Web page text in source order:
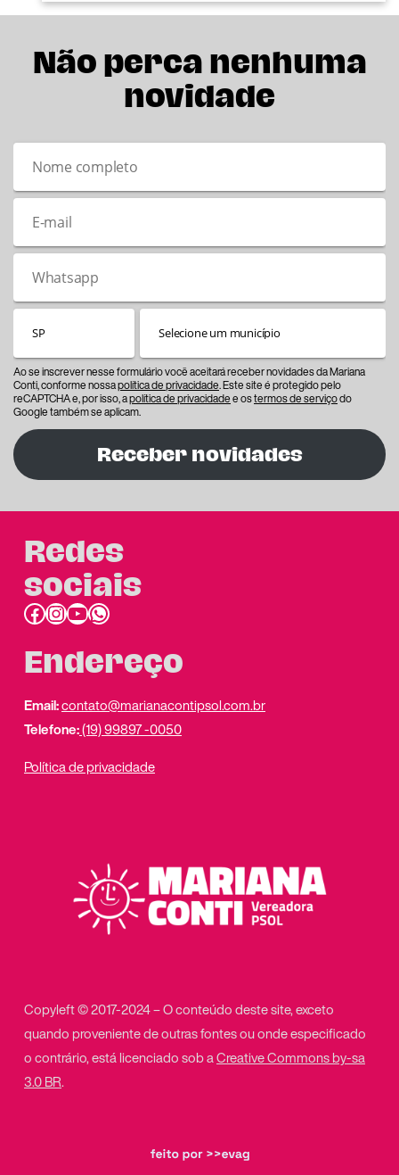
Não perca nenhuma
novidade
Ao se inscrever nesse formulário você aceitará receber novidades da Mariana
Conti, conforme nossapolítica de privacidade. Este site é protegido pelo
reCAPTCHA e, por isso, apolítica de privacidadee ostermos de serviçodo
Google também se aplicam.
Receber novidades
Redes
sociais
Facebook InstagramYoutube link do whatsapp
Endereço
Email:contato@marianacontipsol.com.br
Telefone:(19) 99897 -0050
Política de privacidade
Copyleft © 2017-2024 – O conteúdo deste site, exceto
quando proveniente de outras fontes ou onde especificado
o contrário, está licenciado sob aCreative Commons by-sa
3.0 BR.